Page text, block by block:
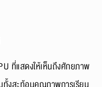
ที่แสดงให้เห็นถึงศักยภาพ